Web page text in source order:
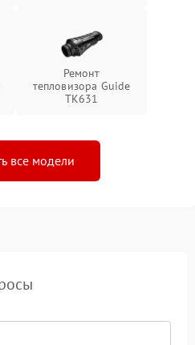
Ремонт
тепловизора Guide
TK631
все модели